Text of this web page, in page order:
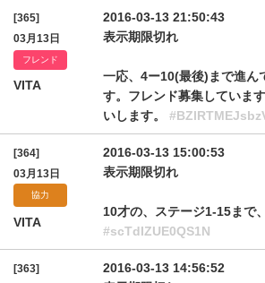
[365]
03月13日
フレンド
VITA
2016-03-13 21:50:43
表示期限切れ
一応、4ー10(最後)まで進ん
す。フレンド募集していま
いします。
[364]
03月13日
協力
VITA
2016-03-13 15:00:53
表示期限切れ
10才の、ステージ1-15まで
#scTdIZUE0QS1N
[363]
2016-03-13 14:56:52